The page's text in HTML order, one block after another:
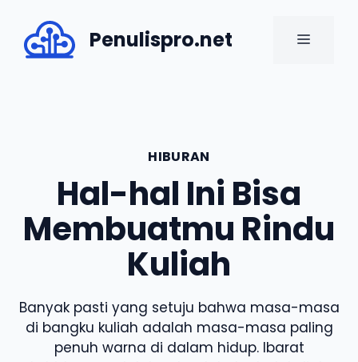
content
Penulispro.net MENU
HIBURAN
Hal-hal Ini Bisa
Membuatmu Rindu
Kuliah
Banyak pasti yang setuju bahwa masa-masa
di bangku kuliah adalah masa-masa paling
penuh warna di dalam hidup. Ibarat